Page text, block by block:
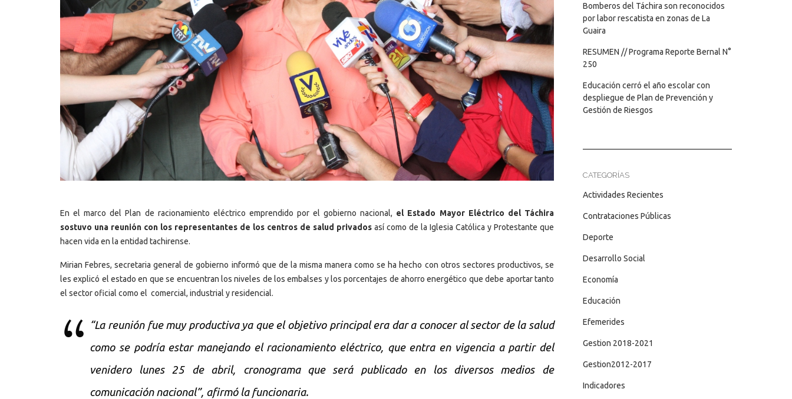
En el marco del Plan de racionamiento eléctrico emprendido por el gobierno nacional, el Estado Mayor Eléctrico del Táchira
sostuvo una reunión con los representantes de los centros de salud privadosasí como de la Iglesia Católica y Protestante que
hacen vida en la entidad tachirense.
Mirian Febres, secretaria general de gobierno informó que de la misma manera como se ha hecho con otros sectores productivos, se
les explicó el estado en que se encuentran los niveles de los embalses y los porcentajes de ahorro energético que debe aportar tanto
el sector oficial como el comercial, industrial y residencial.
“La reunión fue muy productiva ya que el objetivo principal era dar a conocer al sector de la salud
como se podría estar manejando el racionamiento eléctrico, que entra en vigencia a partir del
venidero lunes 25 de abril, cronograma que será publicado en los diversos medios de
comunicación nacional”, afirmó la funcionaria.
Bomberos del Táchira son reconocidos
por labor rescatista en zonas de La
Guaira
RESUMEN // Programa Reporte Bernal N°
250
Educación cerró el año escolar con
despliegue de Plan de Prevención y
Gestión de Riesgos
CATEGORÍAS
Actividades Recientes
Contrataciones Públicas
Deporte
Desarrollo Social
Economía
Educación
Efemerides
Gestion 2018-2021
Gestion2012-2017
Indicadores